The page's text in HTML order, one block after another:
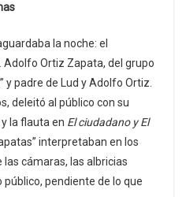
la noche: el
Ortiz Zapata, del grupo
y padre de Lud y Adolfo Ortiz.
deleitó al público con su
la flauta en El ciudadano y El
interpretaban en los
las cámaras, las albricias
pendiente de lo que